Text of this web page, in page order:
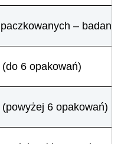
–
6 opakowań)
6 opakowań)